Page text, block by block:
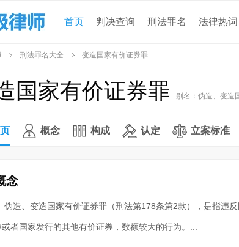
首页 判决查询 刑法罪名 法律热词
刑法罪名大全 变造国家有价证券罪
国家有价证券罪 别名： 伪造、变造
概念 构成 认定 立案标准
念
伪造、变造国家有价证券罪（刑法第178条第2款），是指违
或者国家发行的其他有价证券，数额较大的行为。...